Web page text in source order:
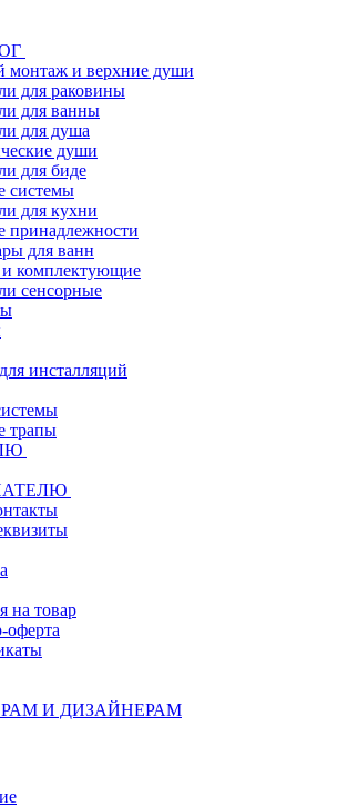
монтаж и верхние души
для раковины
для ванны
для душа
души
для биде
системы
для кухни
принадлежности
для ванн
комплектующие
сенсорные
инсталляций
трапы
на товар
оферта
И ДИЗАЙНЕРАМ